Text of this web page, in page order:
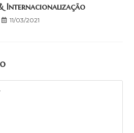
Internacionalização
11/03/2021